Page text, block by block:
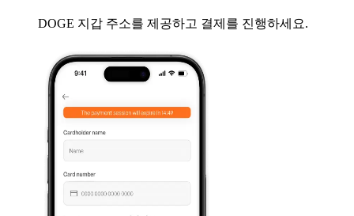
DOGE 지갑 주소를 제공하고 결제를 진행하세요.